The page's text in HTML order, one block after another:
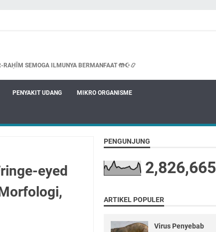
SEMOGA ILMUNYA BERMANFAAT 🤲☪📿
PENYAKIT UDANG MIKRO ORGANISME
eyed
PENGUNJUNG
2,826,665
ARTIKEL POPULER
Virus Penyebab